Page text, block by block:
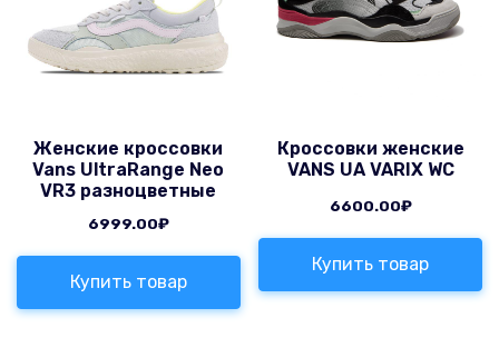
Женские кроссовки
Vans UltraRange Neo
VR3 разноцветные
6999.00₽
Купить товар
Кроссовки женские
VANS UA VARIX WC
6600.00₽
Купить товар